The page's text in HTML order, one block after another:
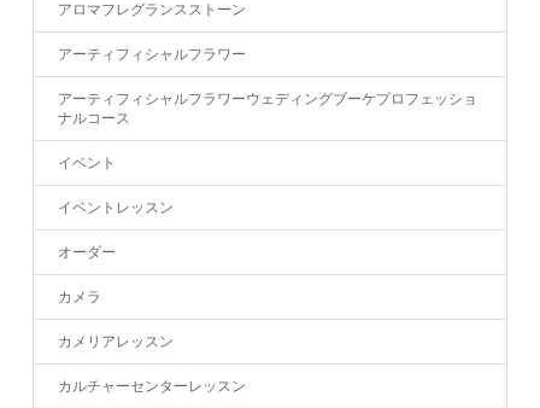
アロマフレグランスストーン
アーティフィシャルフラワー
アーティフィシャルフラワーウェディングブーケプロフェッショ
ナルコース
イベント
イベントレッスン
オーダー
カメラ
カメリアレッスン
カルチャーセンターレッスン